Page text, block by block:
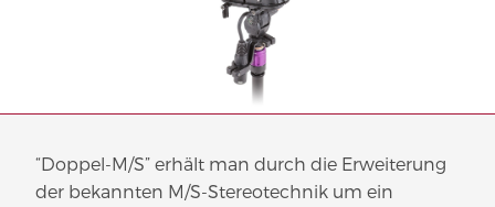
“Doppel-M/S” erhält man durch die Erweiterung
der bekannten M/S-Stereotechnik um ein